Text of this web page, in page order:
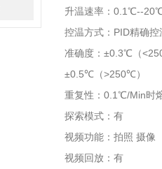
升温速率：0.1℃--
控温方式：PID精确
准确度：±0.3℃（
±0.5℃（>250℃）
重复性：0.1℃/Min时
探索模式：有
视频功能：拍照 摄像
视频回放：有